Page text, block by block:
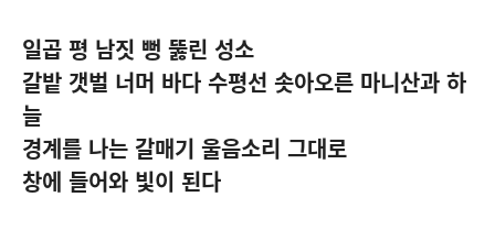
일곱 평 남짓 뻥 뚫린 성소
갈밭 갯벌 너머 바다 수평선 솟아오른 마니산과 하
늘
경계를 나는 갈매기 울음소리 그대로
창에 들어와 빛이 된다